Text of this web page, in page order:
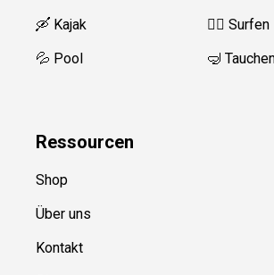
🛶 Kajak
💦 Pool
🏄‍♂️ Surfen
🤿
Ressourcen
Shop
Über uns
Kontakt